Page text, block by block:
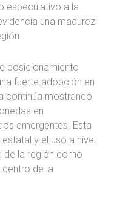
especulativo a la
una madurez
posicionamiento
fuerte adopción en
continúa mostrando
en
emergentes. Esta
y el uso a nivel
de la región como
de la